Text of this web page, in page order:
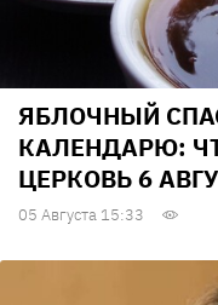
ЯБЛОЧНЫЙ
КАЛЕНДАРЮ:
ЦЕРКОВЬ 6
05 Августа 15:33